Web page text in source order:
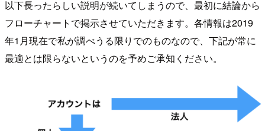
以下長ったらしい説明が続いてしまうので、最初に結論から
フローチャートで掲示させていただきます。各情報は2019
年1月現在で私が調べうる限りでのものなので、下記が常に
最適とは限らないというのを予めご承知ください。